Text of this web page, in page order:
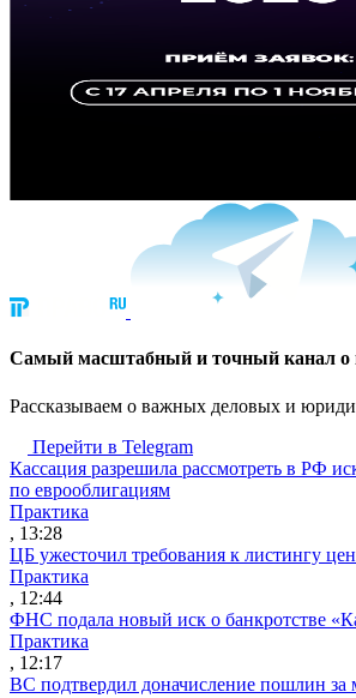
Cамый масштабный и точный канал о
Рассказываем о важных деловых и
Перейти в Telegram
Кассация разрешила рассмотреть в РФ
по еврооблигациям
Практика
, 13:28
ЦБ ужесточил требования к листингу
Практика
, 12:44
ФНС подала новый иск о банкротстве
Практика
, 12:17
ВС подтвердил доначисление пошлин за